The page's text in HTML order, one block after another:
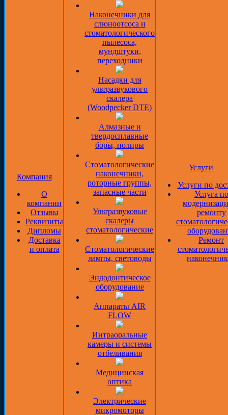
Компания
О
компании
Отзывы
Реквизиты
Дипломы
Доставка
и оплата
Наконечники для
слюноотсоса и
стоматологического
пылесоса,
мундштуки,
переходники
Насадки для
ультразвукового
скалера
(Woodpecker DTE)
Алмазные и
твердосплавные
боры, полиры
Стоматологические
наконечники,
роторные группы,
запасные части
Ультразвуковые
скалеры
стоматологические
Стоматологические
лампы, световоды
Эндодонтическое
оборудование
Аппараты AIR
FLOW
Интраоральные
камеры и системы
отбеливания
Медицинская
оптика
Электрические
микромоторы
Услуги
Услуги по
Услуга по
ремонту
Ремонт